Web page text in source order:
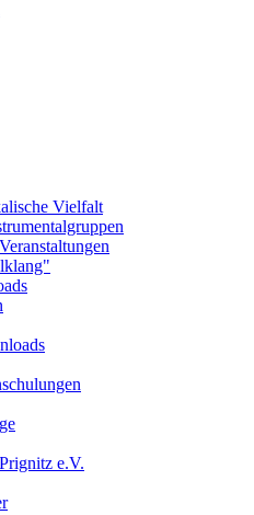
Vielfalt
e.V.